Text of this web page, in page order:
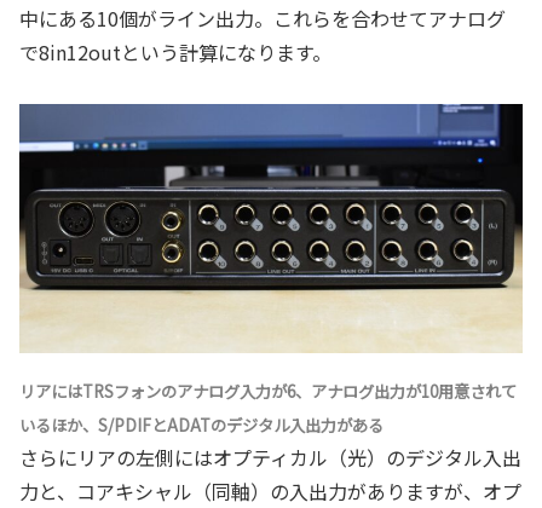
中にある10個がライン出力。これらを合わせてアナログ
で8in12outという計算になります。
リアにはTRSフォンのアナログ入力が6、アナログ出力が10用意されて
いるほか、S/PDIFとADATのデジタル入出力がある
さらにリアの左側にはオプティカル（光）のデジタル入出
力と、コアキシャル（同軸）の入出力がありますが、オプ